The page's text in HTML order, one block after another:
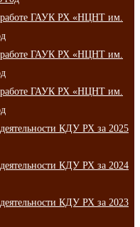
ГАУК РХ «НЦНТ им.
ГАУК РХ «НЦНТ им.
ГАУК РХ «НЦНТ им.
КДУ РХ за 2025
КДУ РХ за 2024
КДУ РХ за 2023